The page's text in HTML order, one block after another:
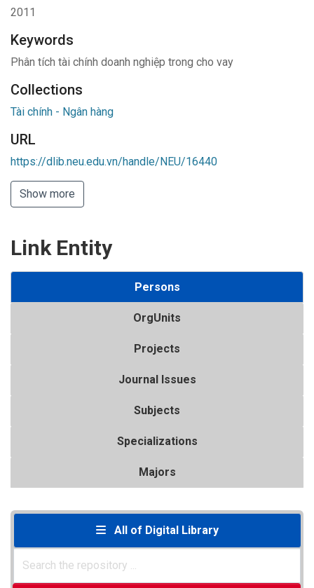
2011
Keywords
Phân tích tài chính doanh nghiệp trong cho vay
Collections
Tài chính - Ngân hàng
URL
https://dlib.neu.edu.vn/handle/NEU/16440
Show more
Link Entity
Persons
OrgUnits
Projects
Journal Issues
Subjects
Specializations
Majors
All of Digital Library